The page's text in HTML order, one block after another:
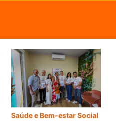
Saúde e Bem-estar Social